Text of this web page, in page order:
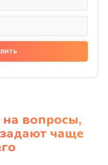
чистка
вопросы,
чаще